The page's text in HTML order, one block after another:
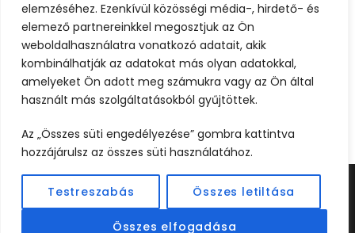
elemzéséhez. Ezenkívül közösségi média-, hirdető- és
elemező partnereinkkel megosztjuk az Ön
weboldalhasználatra vonatkozó adatait, akik
kombinálhatják az adatokat más olyan adatokkal,
amelyeket Ön adott meg számukra vagy az Ön által
használt más szolgáltatásokból gyűjtöttek.
Az „Összes süti engedélyezése” gombra kattintva
hozzájárulsz az összes süti használatához.
Testreszabás Összes letiltása
Összes elfogadása
KÉSZÍTETTEWEBCREATIVE